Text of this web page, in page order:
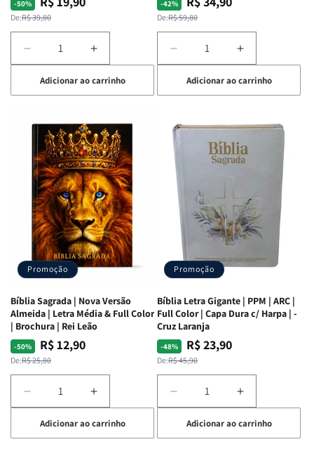
-50%
normal
De:R$ 39,80
promocional
Diminuir
a
quantidade
de
com
Mulheres
da
Bíblia
Isabelle
S.
Alves
Aumentar
a
quantidade
de
com
as
Mulheres
da
Bíblia
|
Isabelle
S.
Alves
Adicionar ao carrinho
-42%
normal
De:R$ 59,80
promocional
Diminuir
a
quantidade
de
a
Bíblia
Livro
por
Livro
um
panorama
completo
dos
66
da
Bíblia
Equipe
teológica
Penkal
Aumentar
a
quantidade
de
a
Bíblia
Livro
-
um
panorama
completo
dos
da
Bíblia
Penkal
Adicionar ao carrinho
Promoção
Bíblia Sagrada | Nova Versão
Almeida | Letra Média & Full Color
| Brochura | Rei Leão
-50%
Preço
normal
De:R$ 25,80
Preço
promocional
R$ 12,90
Diminuir
a
quantidade
de
Aumentar
a
quantidade
de
Adicionar ao carrinho
Promoção
Bíblia Letra Gigante | PPM | ARC |
Full Color | Capa Dura c/ Harpa | -
Cruz Laranja
-48%
Preço
normal
De:R$ 45,90
Preço
promocional
R$ 23,90
Diminuir
a
quantidade
de
Aumentar
a
quantidade
de
Adicionar ao carrinho